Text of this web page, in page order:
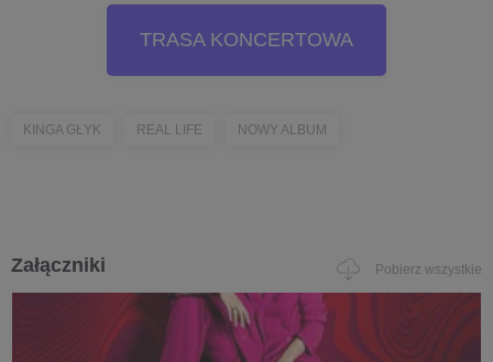
TRASA KONCERTOWA
KINGA GŁYK REAL LIFE NOWY ALBUM
Załączniki Pobierz wszystkie